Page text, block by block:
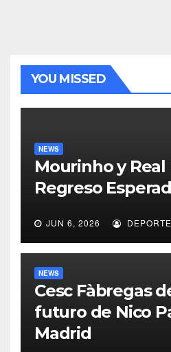
YOU MISSED
NEWS
Mourinho y Real
Regreso
JUN 6, 2026
NEWS
Cesc Fàbregas
futuro de Nico
Madrid